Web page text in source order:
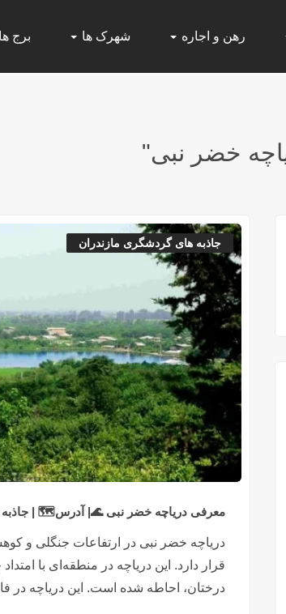
رهن و اجاره شهرک ها برج ها
خضر نبی"
جاذبه های گردشگری مازندران
معرفی دریاچه خضر نبی 🌊| آدرس🗺️ |
قرار دارد. این دریاچه در منطقه‌ای با
درختان، احاطه شده است. این دریاچه در فاصلهٔ حدودی ۶۰ کیلومتری از شهر